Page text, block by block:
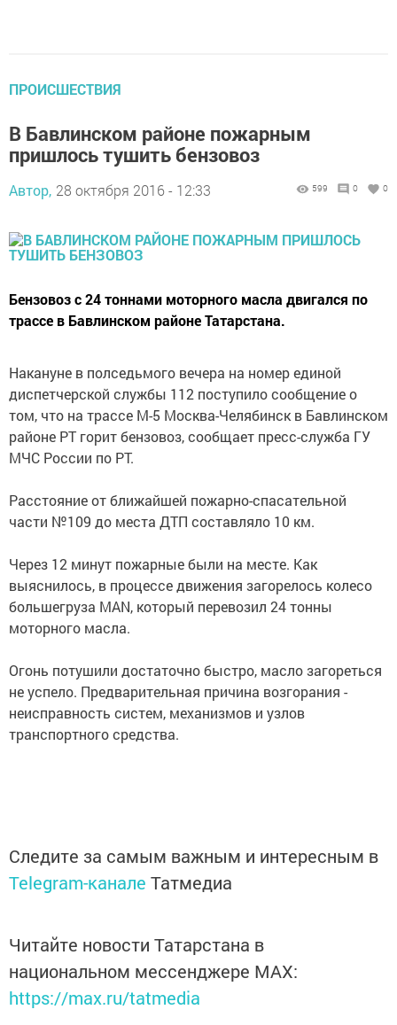
ПРОИСШЕСТВИЯ
В Бавлинском районе пожарным
пришлось тушить бензовоз
Автор, 28 октября 2016 - 12:33 599 0 0
Бензовоз с 24 тоннами моторного масла двигался по
трассе в Бавлинском районе Татарстана.
Накануне в полседьмого вечера на номер единой
диспетчерской службы 112 поступило сообщение о
том, что на трассе М-5 Москва-Челябинск в Бавлинском
районе РТ горит бензовоз, сообщает пресс-служба ГУ
МЧС России по РТ.
Расстояние от ближайшей пожарно-спасательной
части №109 до места ДТП составляло 10 км.
Через 12 минут пожарные были на месте. Как
выяснилось, в процессе движения загорелось колесо
большегруза MAN, который перевозил 24 тонны
моторного масла.
Огонь потушили достаточно быстро, масло загореться
не успело. Предварительная причина возгорания -
неисправность систем, механизмов и узлов
транспортного средства.
Следите за самым важным и интересным в
Telegram-канале Татмедиа
Читайте новости Татарстана в
национальном мессенджере MАХ:
https://max.ru/tatmedia